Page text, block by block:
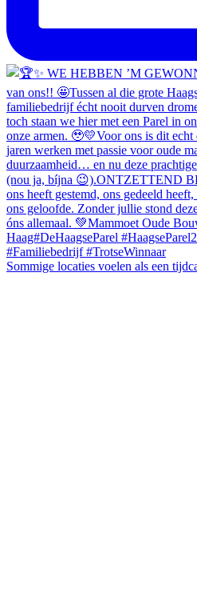
Sommige locaties voelen als een